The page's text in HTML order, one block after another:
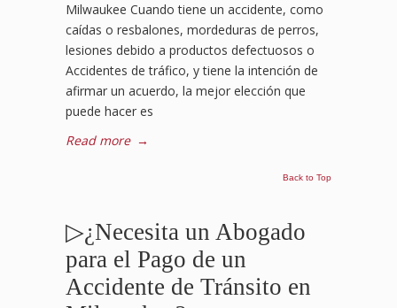
Milwaukee Cuando tiene un accidente, como
caídas o resbalones, mordeduras de perros,
lesiones debido a productos defectuosos o
Accidentes de tráfico, y tiene la intención de
afirmar un acuerdo, la mejor elección que
puede hacer es
Read more →
Back to Top
▷¿Necesita un Abogado
para el Pago de un
Accidente de Tránsito en